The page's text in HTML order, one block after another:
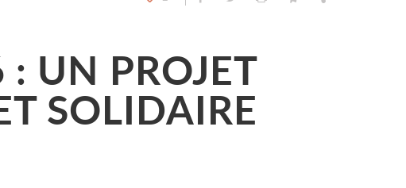
UN PROJET
SOLIDAIRE